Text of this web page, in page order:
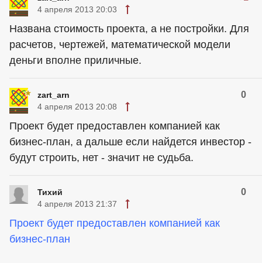
4 апреля 2013 20:03
Названа стоимость проекта, а не постройки. Для
расчетов, чертежей, математической модели
деньги вполне приличные.
zart_arn 0
4 апреля 2013 20:08
Проект будет предоставлен компанией как
бизнес-план, а дальше если найдется инвестор -
будут строить, нет - значит не судьба.
Тихий 0
4 апреля 2013 21:37
Проект будет предоставлен компанией как
бизнес-план